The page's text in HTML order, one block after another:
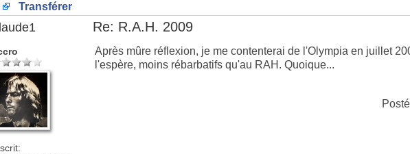
Transférer
Re: R.A.H. 2009
Après mûre réflexion, je me contenterai de l'Olympia en juillet
l'espère, moins rébarbatifs qu'au RAH. Quoique...